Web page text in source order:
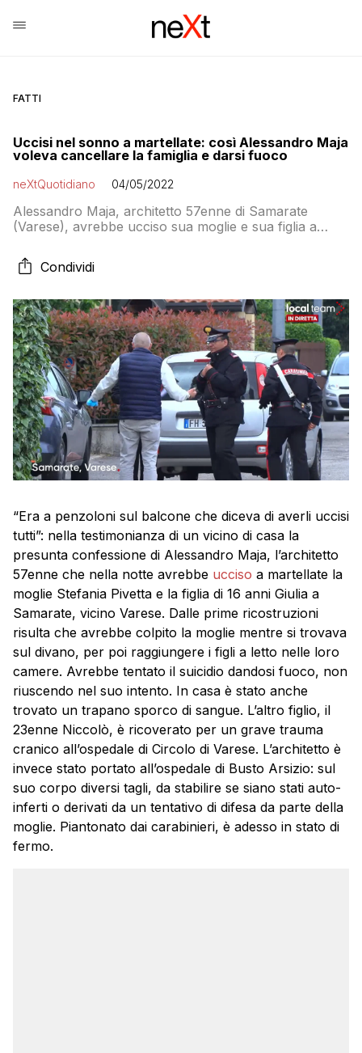
FATTI
Uccisi nel sonno a martellate: così Alessandro Maja
voleva cancellare la famiglia e darsi fuoco
neXtQuotidiano 04/05/2022
Alessandro Maja, architetto 57enne di Samarate
(Varese), avrebbe ucciso sua moglie e sua figlia a
è piantonato all’ospedale di Busto Arsizio
Condividi
“Era a penzoloni sul balcone che diceva di averli uccisi
tutti”: nella testimonianza di un vicino di casa la
presunta confessione di Alessandro Maja, l’architetto
57enne che nella notte avrebbe ucciso a martellate la
moglie Stefania Pivetta e la figlia di 16 anni Giulia a
Samarate, vicino Varese. Dalle prime ricostruzioni
risulta che avrebbe colpito la moglie mentre si trovava
sul divano, per poi raggiungere i figli a letto nelle loro
camere. Avrebbe tentato il suicidio dandosi fuoco, non
riuscendo nel suo intento. In casa è stato anche
trovato un trapano sporco di sangue. L’altro figlio, il
23enne Niccolò, è ricoverato per un grave trauma
cranico all’ospedale di Circolo di Varese. L’architetto è
invece stato portato all’ospedale di Busto Arsizio: sul
suo corpo diversi tagli, da stabilire se siano stati auto-
inferti o derivati da un tentativo di difesa da parte della
moglie. Piantonato dai carabinieri, è adesso in stato di
fermo.